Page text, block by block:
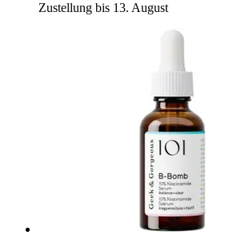
Zustellung bis 13. August